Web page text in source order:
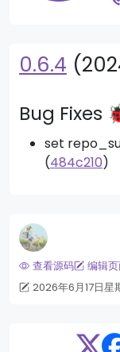
0.6.4
Bug Fixes
set
(484c210)
查看源码 编辑
2026年6月17日星